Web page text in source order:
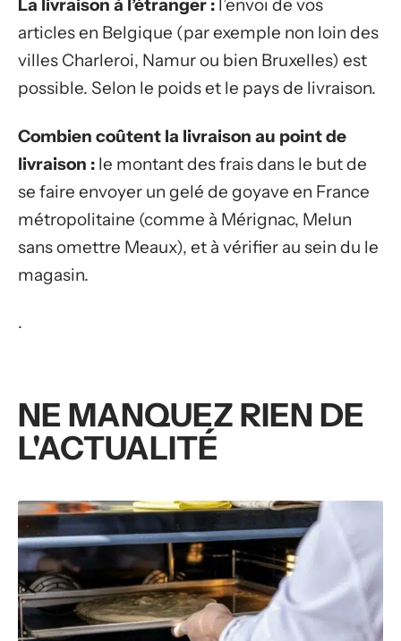
La livraison à l’étranger : l’envoi de vos
articles en Belgique (par exemple non loin des
villes Charleroi, Namur ou bien Bruxelles) est
possible. Selon le poids et le pays de livraison.
Combien coûtent la livraison au point de
livraison : le montant des frais dans le but de
se faire envoyer un gelé de goyave en France
métropolitaine (comme à Mérignac, Melun
sans omettre Meaux), et à vérifier au sein du le
magasin.
.
NE MANQUEZ RIEN DE
L'ACTUALITÉ